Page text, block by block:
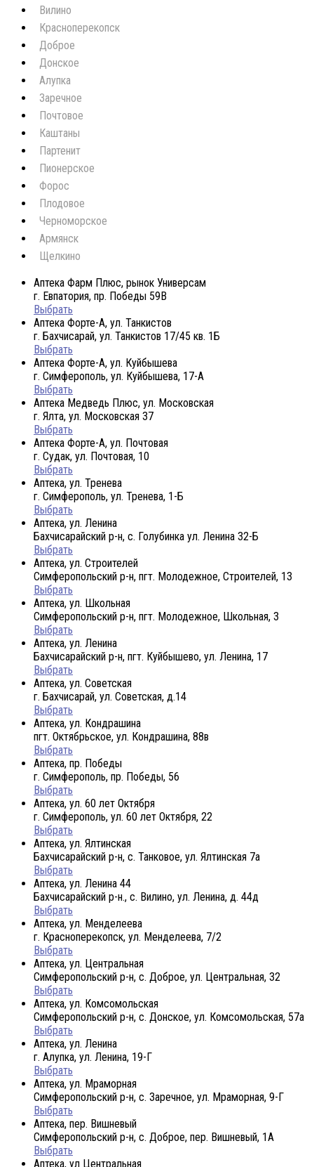
Вилино
Красноперекопск
Доброе
Донское
Алупка
Заречное
Почтовое
Каштаны
Партенит
Пионерское
Форос
Плодовое
Черноморское
Армянск
Щелкино
Аптека Фарм Плюс, рынок Универсам
г. Евпатория, пр. Победы 59В
Выбрать
Аптека Форте-А, ул. Танкистов
г. Бахчисарай, ул. Танкистов 17/45 кв. 1Б
Выбрать
Аптека Форте-А, ул. Куйбышева
г. Симферополь, ул. Куйбышева, 17-А
Выбрать
Аптека Медведь Плюс, ул. Московская
г. Ялта, ул. Московская 37
Выбрать
Аптека Форте-А, ул. Почтовая
г. Судак, ул. Почтовая, 10
Выбрать
Аптека, ул. Тренева
г. Симферополь, ул. Тренева, 1-Б
Выбрать
Аптека, ул. Ленина
Бахчисарайский р-н, с. Голубинка ул. Ленина 32-Б
Выбрать
Аптека, ул. Строителей
Симферопольский р-н, пгт. Молодежное, Строителей, 13
Выбрать
Аптека, ул. Школьная
Симферопольский р-н, пгт. Молодежное, Школьная, 3
Выбрать
Аптека, ул. Ленина
Бахчисарайский р-н, пгт. Куйбышево, ул. Ленина, 17
Выбрать
Аптека, ул. Советская
г. Бахчисарай, ул. Советская, д.14
Выбрать
Аптека, ул. Кондрашина
пгт. Октябрьское, ул. Кондрашина, 88в
Выбрать
Аптека, пр. Победы
г. Симферополь, пр. Победы, 56
Выбрать
Аптека, ул. 60 лет Октября
г. Симферополь, ул. 60 лет Октября, 22
Выбрать
Аптека, ул. Ялтинская
Бахчисарайский р-н, с. Танковое, ул. Ялтинская 7а
Выбрать
Аптека, ул. Ленина 44
Бахчисарайский р-н., с. Вилино, ул. Ленина, д. 44д
Выбрать
Аптека, ул. Менделеева
г. Красноперекопск, ул. Менделеева, 7/2
Выбрать
Аптека, ул. Центральная
Симферопольский р-н, с. Доброе, ул. Центральная, 32
Выбрать
Аптека, ул. Комсомольская
Симферопольский р-н, с. Донское, ул. Комсомольская, 57а
Выбрать
Аптека, ул. Ленина
г. Алупка, ул. Ленина, 19-Г
Выбрать
Аптека, ул. Мраморная
Симферопольский р-н, с. Заречное, ул. Мраморная, 9-Г
Выбрать
Аптека, пер. Вишневый
Симферопольский р-н, с. Доброе, пер. Вишневый, 1А
Выбрать
Аптека, ул Центральная